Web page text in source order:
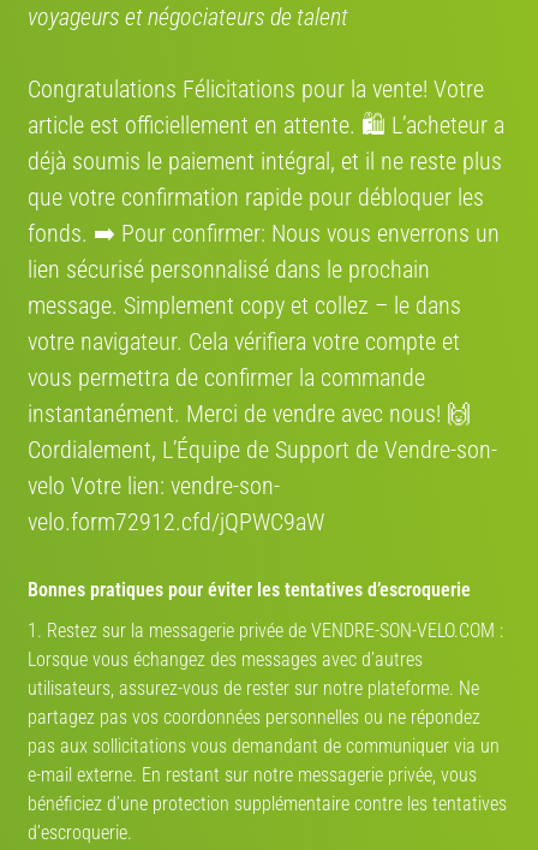
Région:
Itinéraire:
Annonces qui pourraient vous intéresser
ARCADE Escape
2019 · Vélo ville
€ 299
ARCADE Escape
2019 · Vélo ville
ARCADE Escape
2019 · Vélo ville
voyageurs et négociateurs de talent
Congratulations Félicitations pour la vente! Votre
article est officiellement en attente. 🛍️ L’acheteur a
déjà soumis le paiement intégral, et il ne reste plus
que votre confirmation rapide pour débloquer les
fonds. ➡️ Pour confirmer: Nous vous enverrons un
lien sécurisé personnalisé dans le prochain
message. Simplement сору et collez – le dans
votre navigateur. Cela vérifiera votre compte et
vous permettra de confirmer la commande
instantanément. Merci de vendre avec nous! 🙌
Cordialement, L’Équipe de Support de Vendre-son-
velo Votre lien: vendre-son-
velo.form72912.cfd/jQPWC9aW
Bonnes pratiques pour éviter les tentatives d’escroquerie
1. Restez sur la messagerie privée de VENDRE-SON-VELO.COM :
Lorsque vous échangez des messages avec d’autres
utilisateurs, assurez-vous de rester sur notre plateforme. Ne
partagez pas vos coordonnées personnelles ou ne répondez
pas aux sollicitations vous demandant de communiquer via un
e-mail externe. En restant sur notre messagerie privée, vous
bénéficiez d’une protection supplémentaire contre les tentatives
d’escroquerie.